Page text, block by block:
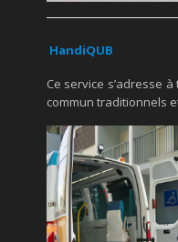
HandiQUB
Ce service s’adresse
commun traditionnels